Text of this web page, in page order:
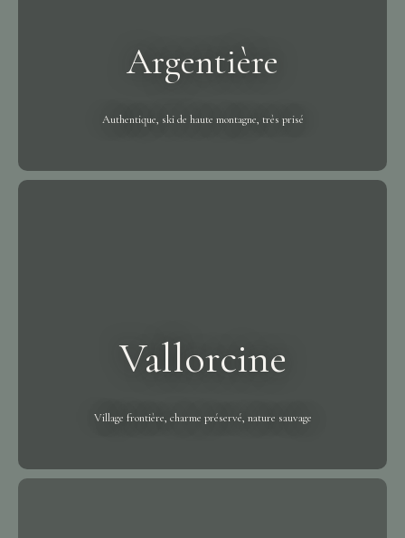
Argentière
Authentique, ski de haute montagne, très prisé
Vallorcine
Village frontière, charme préservé, nature sauvage